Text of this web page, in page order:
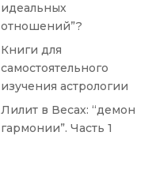
идеальных
отношений”?
Книги для
самостоятельного
изучения астрологии
Лилит в Весах: “демон
гармонии”. Часть 1